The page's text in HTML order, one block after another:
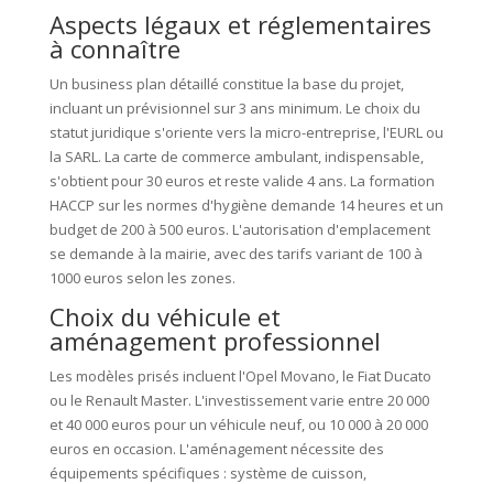
Aspects légaux et réglementaires
à connaître
Un business plan détaillé constitue la base du projet,
incluant un prévisionnel sur 3 ans minimum. Le choix du
statut juridique s'oriente vers la micro-entreprise, l'EURL ou
la SARL. La carte de commerce ambulant, indispensable,
s'obtient pour 30 euros et reste valide 4 ans. La formation
HACCP sur les normes d'hygiène demande 14 heures et un
budget de 200 à 500 euros. L'autorisation d'emplacement
se demande à la mairie, avec des tarifs variant de 100 à
1000 euros selon les zones.
Choix du véhicule et
aménagement professionnel
Les modèles prisés incluent l'Opel Movano, le Fiat Ducato
ou le Renault Master. L'investissement varie entre 20 000
et 40 000 euros pour un véhicule neuf, ou 10 000 à 20 000
euros en occasion. L'aménagement nécessite des
équipements spécifiques : système de cuisson,